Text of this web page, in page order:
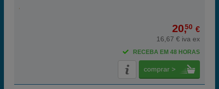
20,50 €
16,67 € iva ex
RECEBA EM 48 HORAS
comprar >